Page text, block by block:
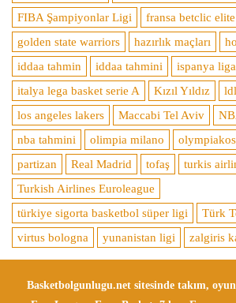
FIBA Şampiyonlar Ligi
fransa betclic
golden state warriors
hazırlık maçları
iddaa tahmin
iddaa tahmini
ispanya
italya lega basket serie A
Kızıl Yıldız
los angeles lakers
Maccabi Tel Aviv
nba tahmini
olimpia milano olympiakos
partizan
Real Madrid tofaş
turkis
Turkish Airlines Euroleague
türkiye sigorta basketbol süper ligi
Türk
virtus bologna
yunanistan ligi zalgiris
Basketbolgunlugu.net sitesinde takım,